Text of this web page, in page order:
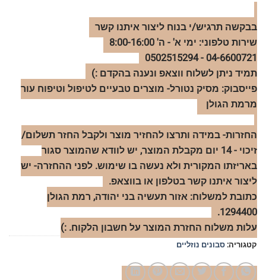
בבקשה תרגיש/י בנוח ליצור איתנו קשר
שירות טלפוני: ימי א' - ה' 8:00-16:00
04-6600721 - 0502515294
תמיד ניתן לשלוח ווצאפ ונענה בהקדם :)
פייסבוק: מסיק נטורל- מוצרים טבעיים לטיפול וטיפוח עור
מרמת הגולן
החזרות- במידה ותרצו להחזיר מוצר ולקבל החזר תשלום/
זיכוי - 14 יום מקבלת המוצר, יש לוודא שהמוצר סגור
באריזתו המקורית ולא נעשה בו שימוש. לפני ההחזרה- יש
ליצור איתנו קשר בטלפון או בווצאפ.
כתובת למשלוח: אזור תעשיה בני יהודה, רמת הגולן
1294400.
עלות משלוח החזרת המוצר על חשבון הלקוח. :)
קטגוריה: סבונים נוזליים